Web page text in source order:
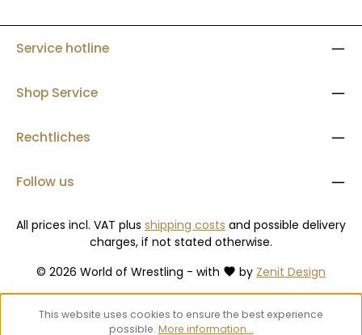
Service hotline
Shop Service
Rechtliches
Follow us
© 2026 World of Wrestling - with by Zenit Design
All prices incl. VAT plus shipping costs and possible delivery
charges, if not stated otherwise.
This website uses cookies to ensure the best experience
possible. More information...